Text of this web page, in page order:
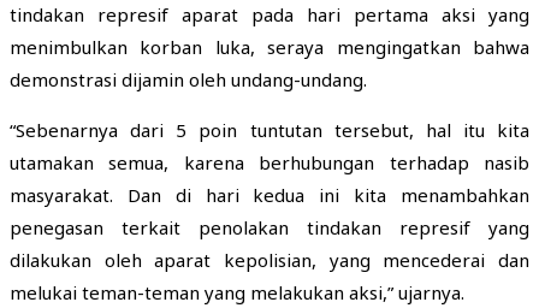
tindakan represif aparat pada hari pertama aksi yang
menimbulkan korban luka, seraya mengingatkan bahwa
demonstrasi dijamin oleh undang-undang.
“Sebenarnya dari 5 poin tuntutan tersebut, hal itu kita
utamakan semua, karena berhubungan terhadap nasib
masyarakat. Dan di hari kedua ini kita menambahkan
penegasan terkait penolakan tindakan represif yang
dilakukan oleh aparat kepolisian, yang mencederai dan
melukai teman-teman yang melakukan aksi,” ujarnya.